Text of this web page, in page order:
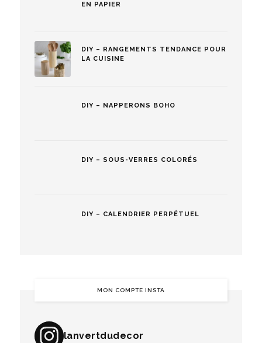
EN PAPIER
DIY – RANGEMENTS TENDANCE POUR
LA CUISINE
DIY – NAPPERONS BOHO
DIY – SOUS-VERRES COLORÉS
DIY – CALENDRIER PERPÉTUEL
MON COMPTE INSTA
lanvertdudecor